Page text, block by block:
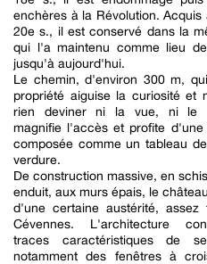
enchères à la Révolution. Acquis
20e s., il est conservé dans la
qui l'a maintenu comme lieu
jusqu'à aujourd'hui.
Le chemin, d'environ 300 m,
propriété aiguise la curiosité et
rien deviner ni la vue, ni le
magnifie l'accès et profite d'une
composée comme un tableau
verdure.
De construction massive, en
enduit, aux murs épais, le
d'une certaine austérité, assez
Cévennes. L'architecture
traces caractéristiques de
notamment des fenêtres à